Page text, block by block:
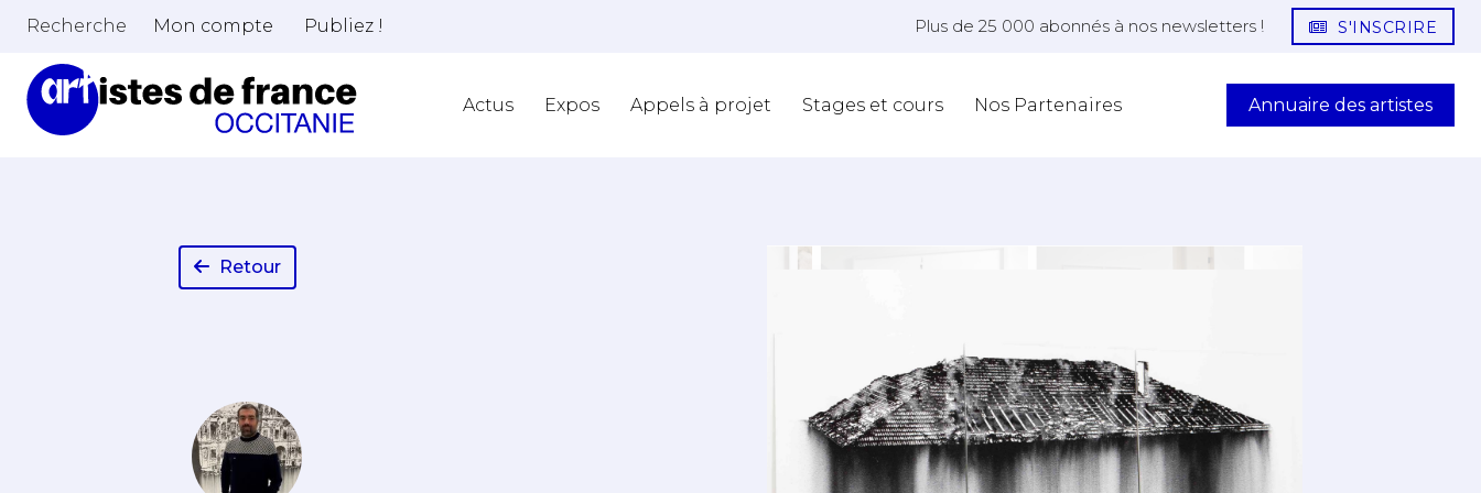
Recherche Mon compte Publiez ! Plus de 25 000 abonnés à nos newsletters ! S'INSCRIRE
Actus Expos Appels à projet Stages et cours Nos Partenaires Annuaire des artistes
Retour